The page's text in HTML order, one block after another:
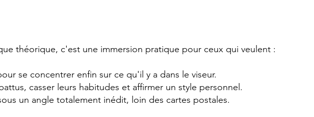
théorique, c'est une immersion pratique pour ceux qui veulent :
se concentrer enfin sur ce qu'il y a dans le viseur.
casser leurs habitudes et affirmer un style personnel.
un angle totalement inédit, loin des cartes postales.